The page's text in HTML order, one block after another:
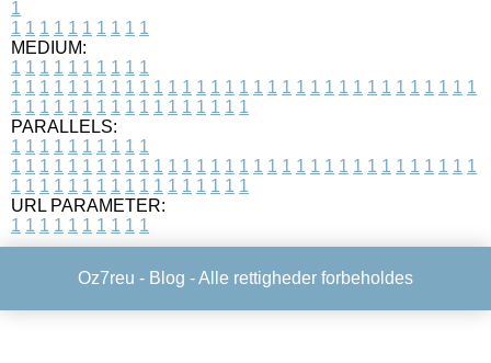
1
1 1 1 1 1 1 1 1 1 1
MEDIUM:
1 1 1 1 1 1 1 1 1 1
1 1 1 1 1 1 1 1 1 1 1 1 1 1 1 1 1 1 1 1 1 1 1 1 1 1 1 1 1 1 1 1 1
1 1 1 1 1 1 1 1 1 1 1 1 1 1 1 1 1
PARALLELS:
1 1 1 1 1 1 1 1 1 1
1 1 1 1 1 1 1 1 1 1 1 1 1 1 1 1 1 1 1 1 1 1 1 1 1 1 1 1 1 1 1 1 1
1 1 1 1 1 1 1 1 1 1 1 1 1 1 1 1 1
URL PARAMETER:
1 1 1 1 1 1 1 1 1 1
Oz7reu - Blog - Alle rettigheder forbeholdes